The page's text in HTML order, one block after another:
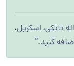
بانکی، اسکریل،
کنید.”